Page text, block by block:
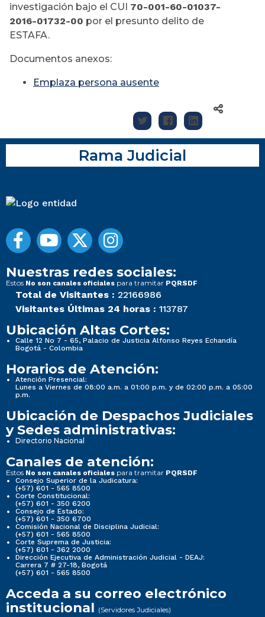
investigación bajo el CUI 70-001-60-01037-
2016-01732-00 por el presunto delito de
ESTAFA.
Documentos anexos:
Emplaza persona ausente
Rama Judicial
Nuestras redes sociales:
Estos No son canales oficiales para tramitar PQRSDF
Total de Visitantes : 22166986
Visitantes Últimas 24 horas : 113787
Ubicación Altas Cortes:
Calle 12 No 7 - 65, Palacio de Justicia Alfonso Reyes Echandía
Bogotá - Colombia
Horarios de Atención:
Atención Presencial:
Lunes a Viernes de 08:00 a.m. a 01:00 p.m. y de 02:00 p.m. a 05:00
p.m.
Ubicación de Despachos Judiciales
y Sedes administrativas:
Directorio Nacional
Canales de atención:
Estos No son canales oficiales para tramitar PQRSDF
Consejo Superior de la Judicatura:
(+57) 601 - 565 8500
Corte Constitucional:
(+57) 601 - 350 6200
Consejo de Estado:
(+57) 601 - 350 6700
Comisión Nacional de Disciplina Judicial:
(+57) 601 - 565 8500
Corte Suprema de Justicia:
(+57) 601 - 362 2000
Dirección Ejecutiva de Administración Judicial - DEAJ:
Carrera 7 # 27-18, Bogotá
(+57) 601 - 565 8500
Acceda a su correo electrónico
institucional (Servidores Judiciales)